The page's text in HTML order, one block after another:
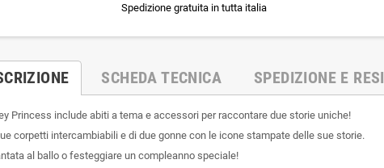
Spedizione gratuita in tutta italia
SCHEDA TECNICA SPEDIZIONE E RESI
Princess include abiti a tema e accessori per raccontare due storie uniche!
corpetti intercambiabili e di due gonne con le icone stampate delle sue storie.
al ballo o festeggiare un compleanno speciale!